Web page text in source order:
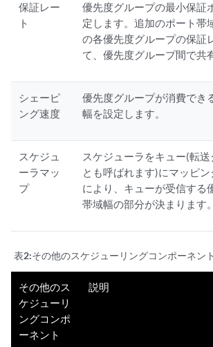
保証レー
ト
優先度グループの最小保証
定します。追加のポート帯
の各優先度グループの保証
て、優先度グループ間で共
シェーピ
ング速度
優先度グループが消費でき
幅を設定します。
スケジュ
ーラマッ
プ
スケジューラをキュー(転
とも呼ばれます)にマッピ
により、キューが受信する
帯域幅の部分が決まります。
表2:その他のスケジューリングコンポーネント
その他のス
ケジューリ
ングコンポ
ーネント
説明